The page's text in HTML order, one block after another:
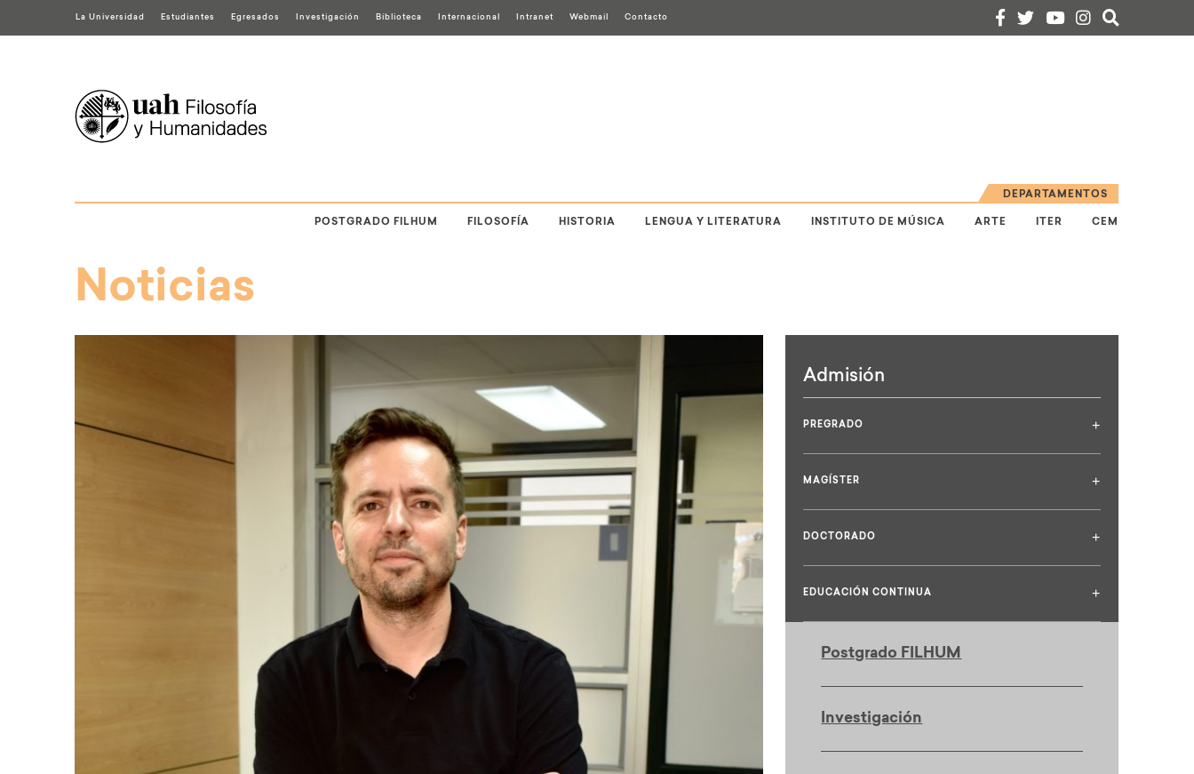
La Universidad Estudiantes Egresados Investigación Biblioteca Internacional Intranet Webmail Contacto
DEPARTAMENTOS
CEM
ITER
ARTE
INSTITUTO DE MÚSICA
LENGUA Y LITERATURA
HISTORIA
FILOSOFÍA
POSTGRADO FILHUM
Noticias
Admisión
PREGRADO +
MAGÍSTER +
DOCTORADO +
EDUCACIÓN CONTINUA +
Postgrado FILHUM
Investigación